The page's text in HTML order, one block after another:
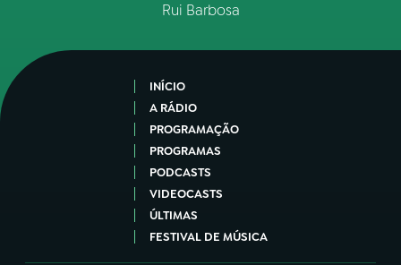
Rui Barbosa
INÍCIO
A RÁDIO
PROGRAMAÇÃO
PROGRAMAS
PODCASTS
VIDEOCASTS
ÚLTIMAS
FESTIVAL DE MÚSICA